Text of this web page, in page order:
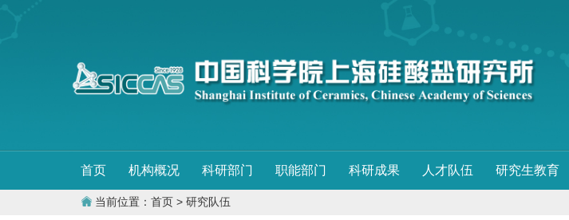
首页 机构概况 科研部门 职能部门 科研成果 人才队伍 研究生教育
当前位置： 首页 > 研究队伍